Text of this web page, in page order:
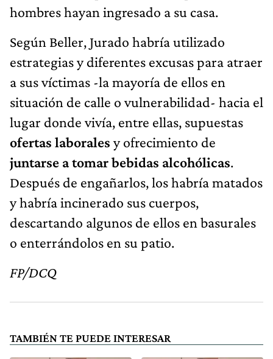
hombres hayan ingresado a su casa.
Según Beller, Jurado habría utilizado
estrategias y diferentes excusas para atraer
a sus víctimas -la mayoría de ellos en
situación de calle o vulnerabilidad- hacia el
lugar donde vivía, entre ellas, supuestas
ofertas laborales y ofrecimiento de
juntarse a tomar bebidas alcohólicas.
Después de engañarlos, los habría matados
y habría incinerado sus cuerpos,
descartando algunos de ellos en basurales
o enterrándolos en su patio.
FP/DCQ
TAMBIÉN TE PUEDE INTERESAR